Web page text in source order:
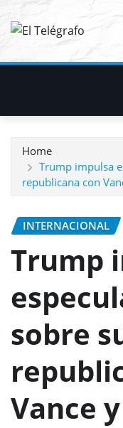
Home
Trump impulsa
republicana con
INTERNACIONAL
Trump
sobre
Vance